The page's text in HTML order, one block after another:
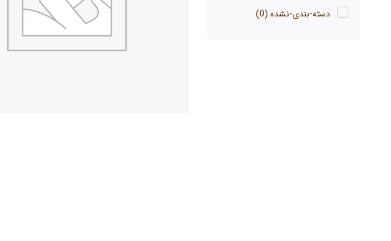
دسته-بندی-نشده (0)